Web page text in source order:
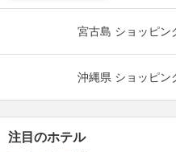
宮古島 ショッピン
沖縄県 ショッピン
注目のホテル